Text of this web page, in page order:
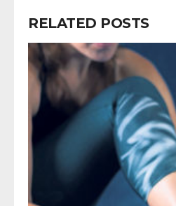
RELATED POSTS